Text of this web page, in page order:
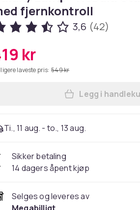
fjernkontroll
3,6 (42)
kr
laveste pris: 549 kr
Legg
Legg i
Ti., 11 aug. - to., 13 aug.
Sikker betaling
14 dagers åpent kjøp
Selges og leveres av